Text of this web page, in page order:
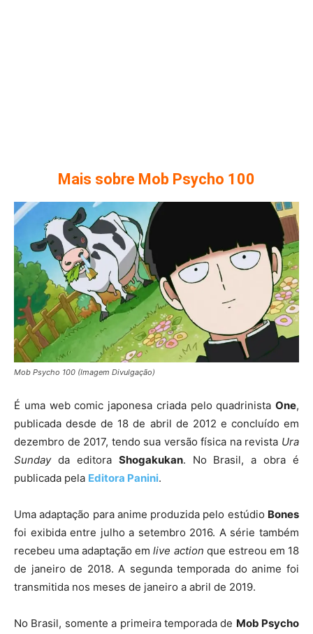
Mais sobre Mob Psycho 100
Mob Psycho 100 (Imagem Divulgação)
É uma web comic japonesa criada pelo quadrinista One,
publicada desde de 18 de abril de 2012 e concluído em
dezembro de 2017, tendo sua versão física na revista Ura
Sundayda editora Shogakukan. No Brasil, a obra é
publicada pela Editora Panini.
Uma adaptação para anime produzida pelo estúdio Bones
foi exibida entre julho a setembro 2016. A série também
recebeu uma adaptação emlive action que estreou em 18
de janeiro de 2018. A segunda temporada do anime foi
transmitida nos meses de janeiro a abril de 2019.
No Brasil, somente a primeira temporada de Mob Psycho